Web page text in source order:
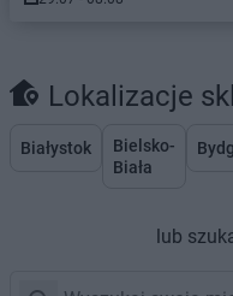
Lokalizacje
Białystok
Bielsko-
Biała
lub